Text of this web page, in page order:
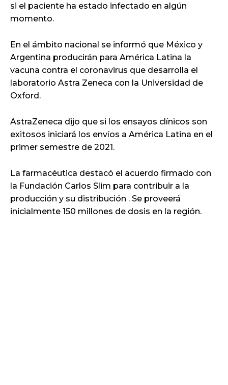
si el paciente ha estado infectado en algún
momento.
En el ámbito nacional se informó que México y
Argentina producirán para América Latina la
vacuna contra el coronavirus que desarrolla el
laboratorio Astra Zeneca con la Universidad de
Oxford.
AstraZeneca dijo que si los ensayos clínicos son
exitosos iniciará los envíos a América Latina en el
primer semestre de 2021.
La farmacéutica destacó el acuerdo firmado con
la Fundación Carlos Slim para contribuir a la
producción y su distribución . Se proveerá
inicialmente 150 millones de dosis en la región.